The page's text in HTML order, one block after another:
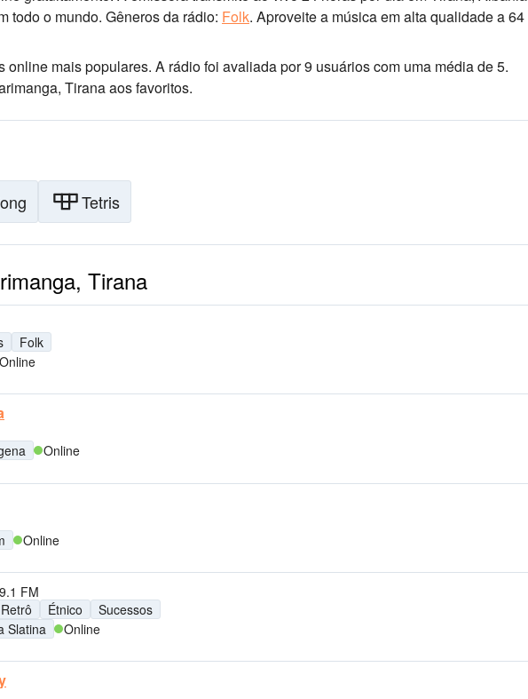
todo o mundo. Gêneros da rádio: Folk. Aproveite a músicaem alta qualidadea 64
online mais populares. A rádio foi avaliada por 9 usuários com uma média de 5.
Tirana aos favoritos.
Tetris
Tirana
Folk
Online
Online
Online
FM
Retrô Étnico
Sucessos
Slatina Online